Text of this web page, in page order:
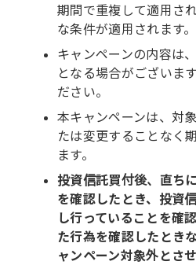
期間で重複して適用さ
な条件が適用されます。
キャンペーンの内容は
となる場合がございま
ださい。
本キャンペーンは、対
たは変更することなく
ます。
投資信託買付後、直ち
を確認したとき、投資
し行っていることを確
た行為を確認したとき
ャンペーン対象外とさ